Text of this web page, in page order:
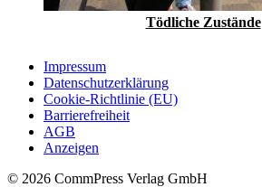
Tödliche Zustände
Impressum
Datenschutzerklärung
Cookie-Richtlinie (EU)
Barrierefreiheit
AGB
Anzeigen
© 2026 CommPress Verlag GmbH